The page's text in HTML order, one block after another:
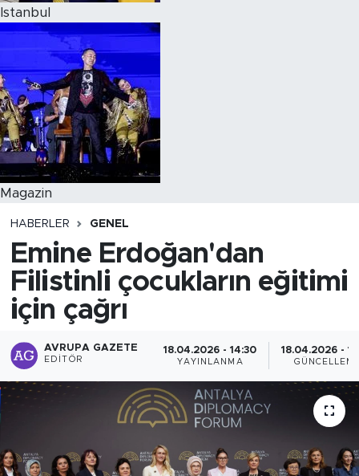
Istanbul
Magazin
HABERLER GENEL
Emine Erdoğan'dan
Filistinli çocukların eğitimi
için çağrı
AVRUPA GAZETE
EDITÖR
18.04.2026 - 14:30
YAYINLANMA
18.04.2026 -